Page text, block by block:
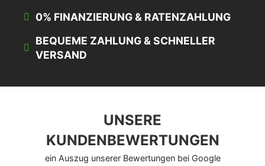
0% FINANZIERUNG & RATENZAHLUNG
BEQUEME ZAHLUNG & SCHNELLER
VERSAND
UNSERE
KUNDENBEWERTUNGEN
ein Auszug unserer Bewertungen bei Google